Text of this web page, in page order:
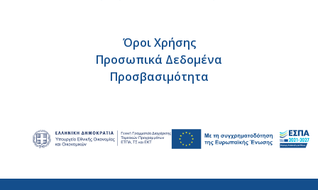
Όροι Χρήσης
Προσωπικά Δεδομένα
Προσβασιμότητα